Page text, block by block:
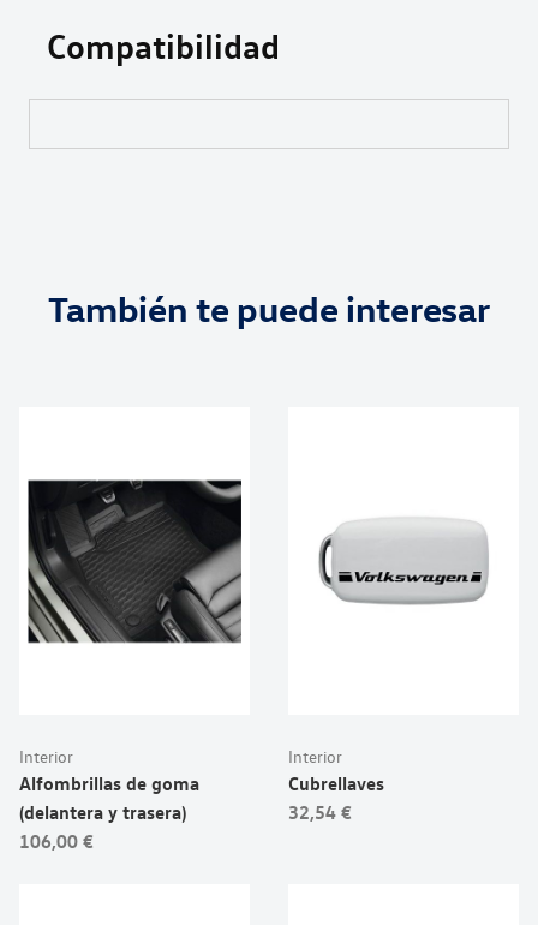
Compatibilidad
También te puede interesar
Interior
Alfombrillas de goma
(delantera y trasera)
106,00 €
Interior
Cubrellaves
32,54 €